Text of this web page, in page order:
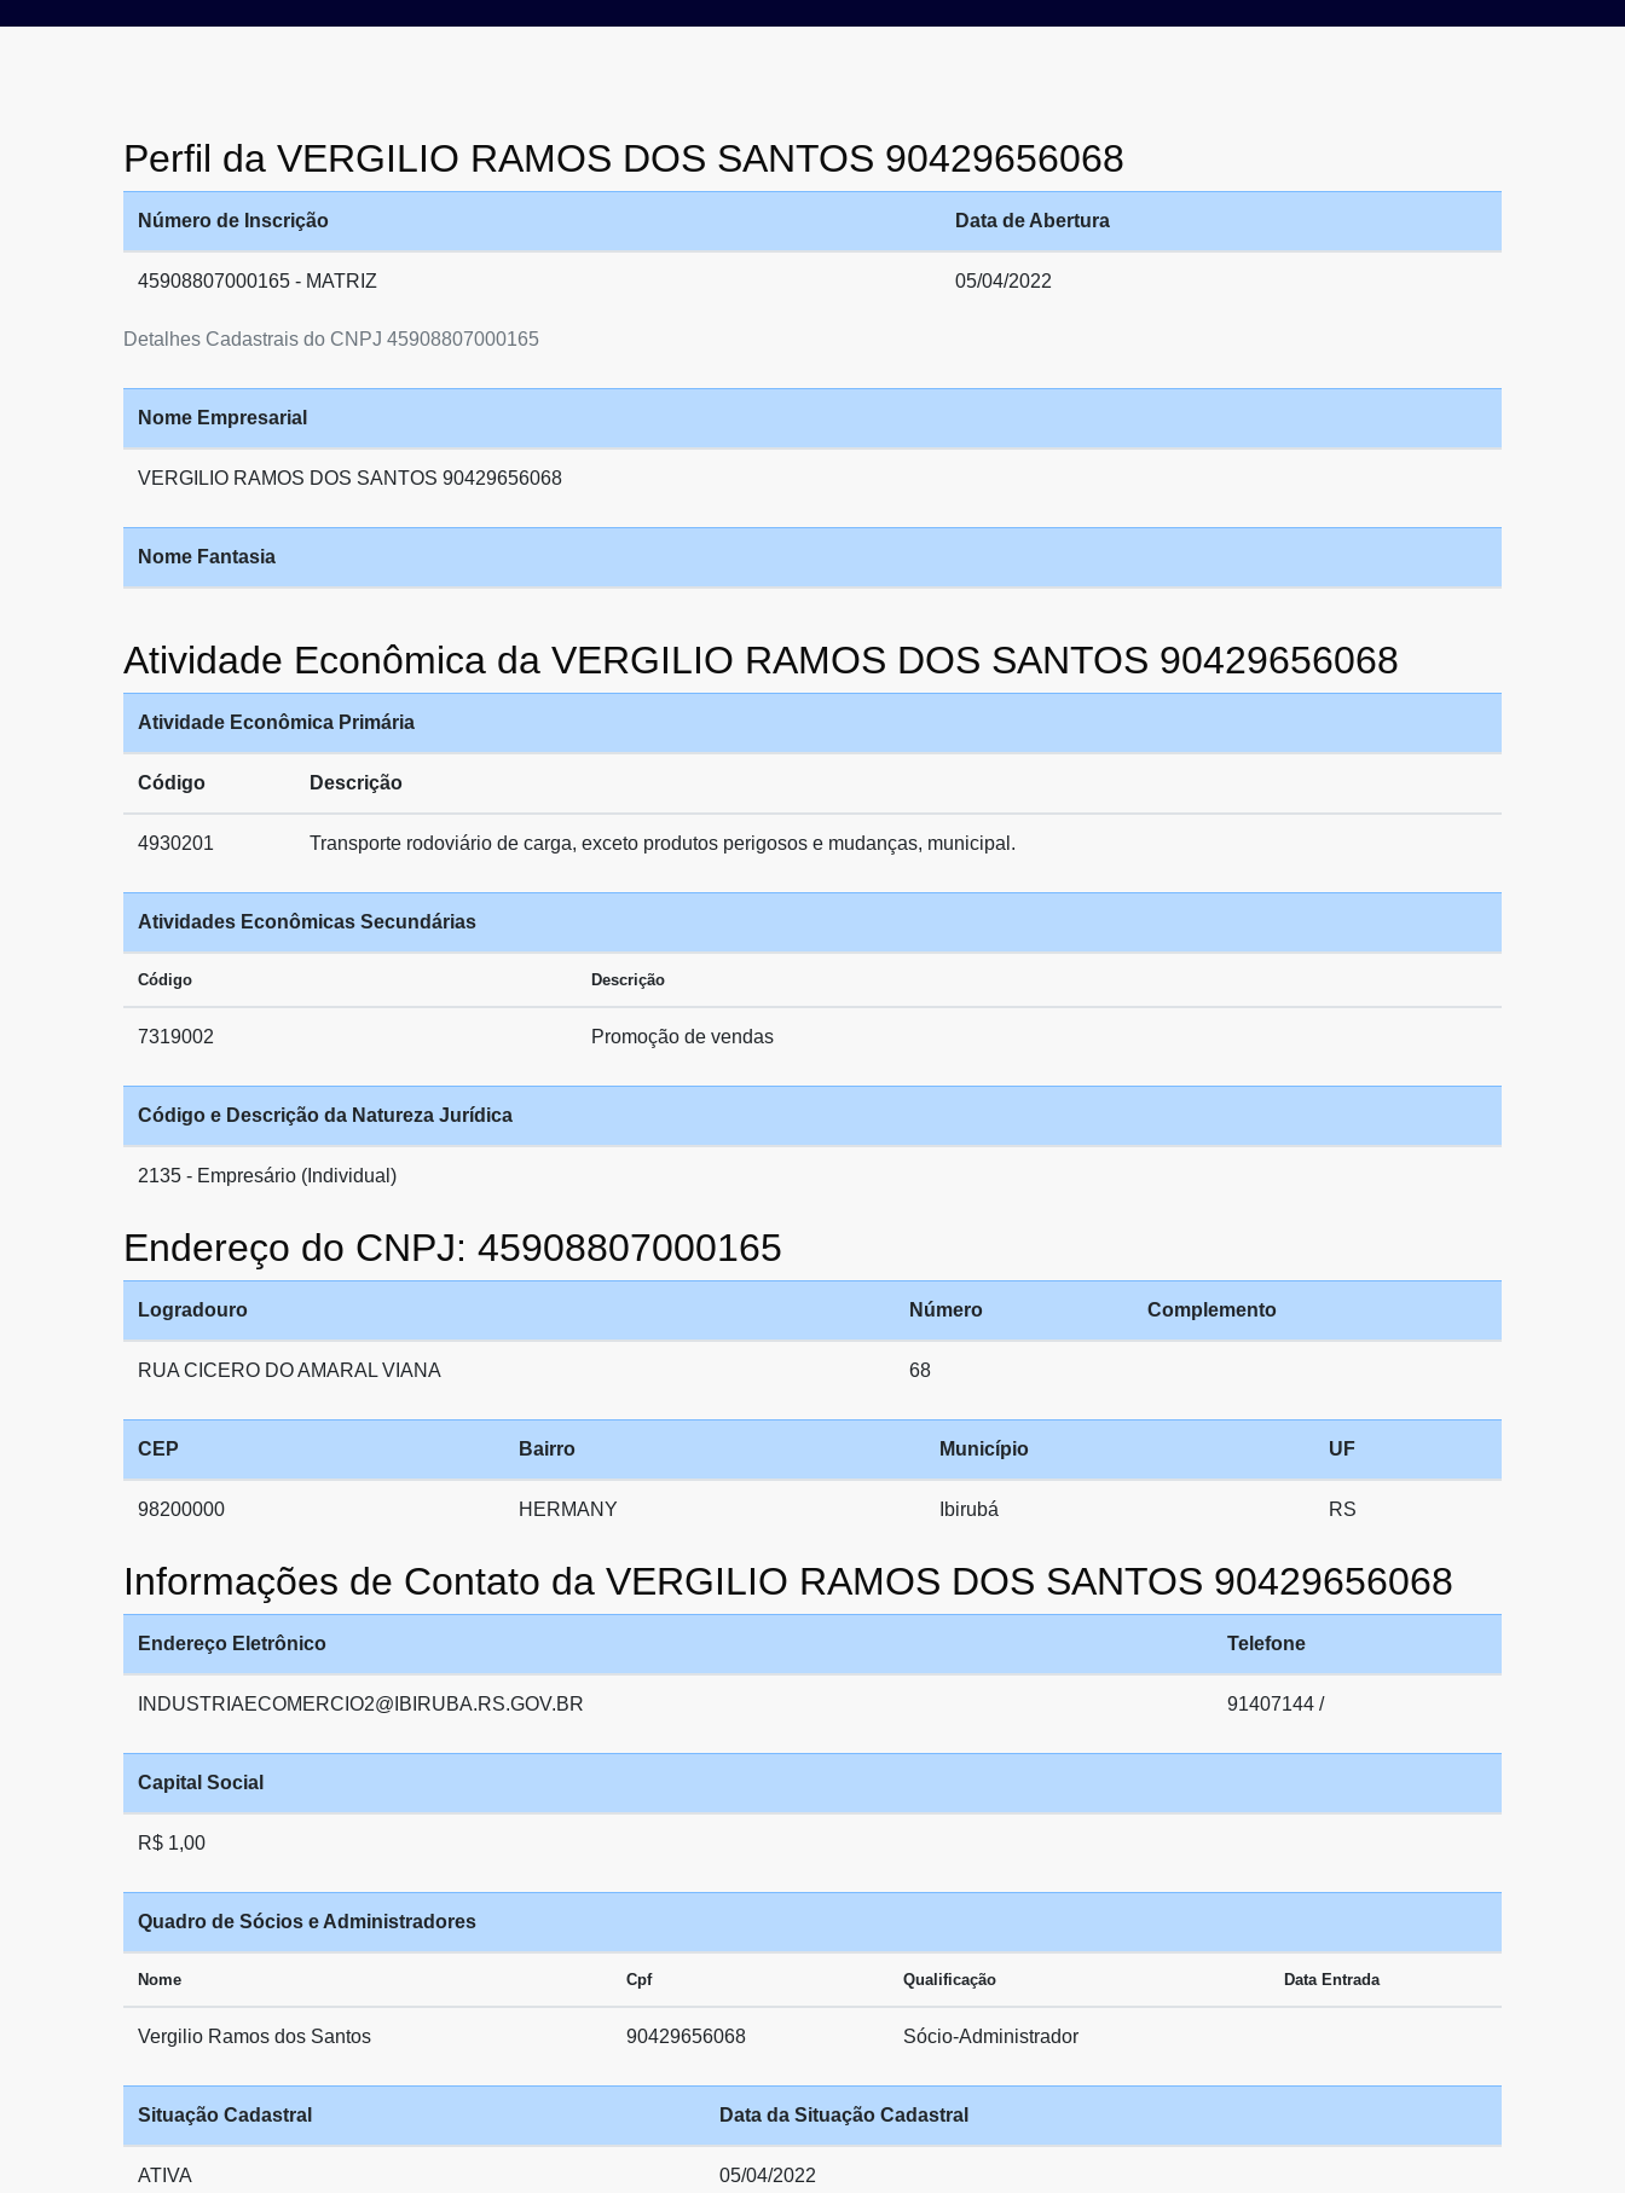
Perfil da VERGILIO RAMOS DOS SANTOS 90429656068
Detalhes Cadastrais do CNPJ 45908807000165
Número de Inscrição Data de Abertura
45908807000165 - MATRIZ 05/04/2022
Nome Empresarial
VERGILIO RAMOS DOS SANTOS 90429656068
Nome Fantasia
Atividade Econômica da VERGILIO RAMOS DOS SANTOS 90429656068
Atividade Econômica Primária
Código Descrição
4930201 Transporte rodoviário de carga, exceto produtos perigosos e mudanças, municipal.
Atividades Econômicas Secundárias
Código Descrição
7319002 Promoção de vendas
Código e Descrição da Natureza Jurídica
2135 - Empresário (Individual)
Endereço do CNPJ: 45908807000165
Logradouro Número Complemento
RUA CICERO DO AMARAL VIANA 68
CEP Bairro Município UF
98200000 HERMANY Ibirubá RS
Informações de Contato da VERGILIO RAMOS DOS SANTOS 90429656068
Endereço Eletrônico Telefone
INDUSTRIAECOMERCIO2@IBIRUBA.RS.GOV.BR 91407144 /
Capital Social
R$ 1,00
Quadro de Sócios e Administradores
Nome Cpf Qualificação Data Entrada
Vergilio Ramos dos Santos 90429656068 Sócio-Administrador
Situação Cadastral Data da Situação Cadastral
ATIVA 05/04/2022